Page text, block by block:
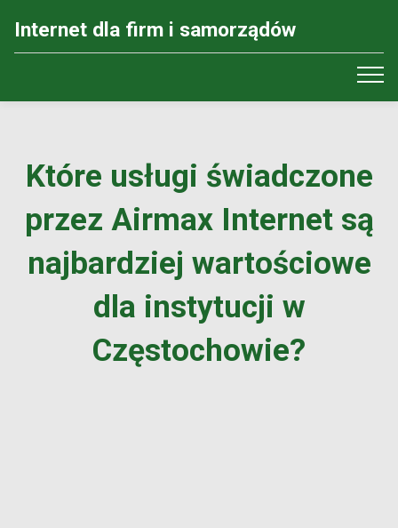
Internet dla firm i samorządów
Które usługi świadczone
przez Airmax Internet są
najbardziej wartościowe
dla instytucji w
Częstochowie?